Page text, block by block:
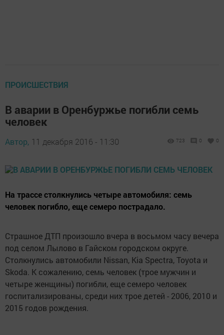
ПРОИСШЕСТВИЯ
В аварии в Оренбуржье погибли семь
человек
Автор, 11 декабря 2016 - 11:30 723 0 0
На трассе столкнулись четыре автомобиля: семь
человек погибло, еще семеро пострадало.
Страшное ДТП произошло вчера в восьмом часу вечера
под селом Лылово в Гайском городском округе.
Столкнулись автомобили Nissan, Kia Spectra, Toyota и
Skoda. К сожалению, семь человек (трое мужчин и
четыре женщины) погибли, еще семеро человек
госпитализированы, среди них трое детей - 2006, 2010 и
2015 годов рождения.